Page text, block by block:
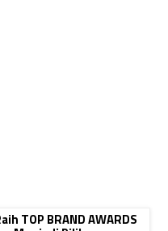
TOP BRAND AWARDS